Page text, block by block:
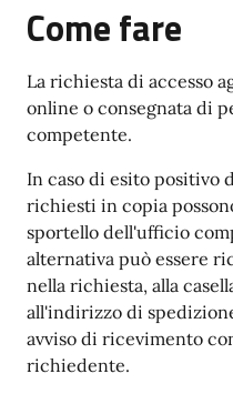
Come fare
La richiesta di accesso
online o consegnata di
competente.
In caso di esito positivo
richiesti in copia
sportello dell'ufficio
alternativa può essere
nella richiesta, alla
all'indirizzo di
avviso di ricevimento
richiedente.